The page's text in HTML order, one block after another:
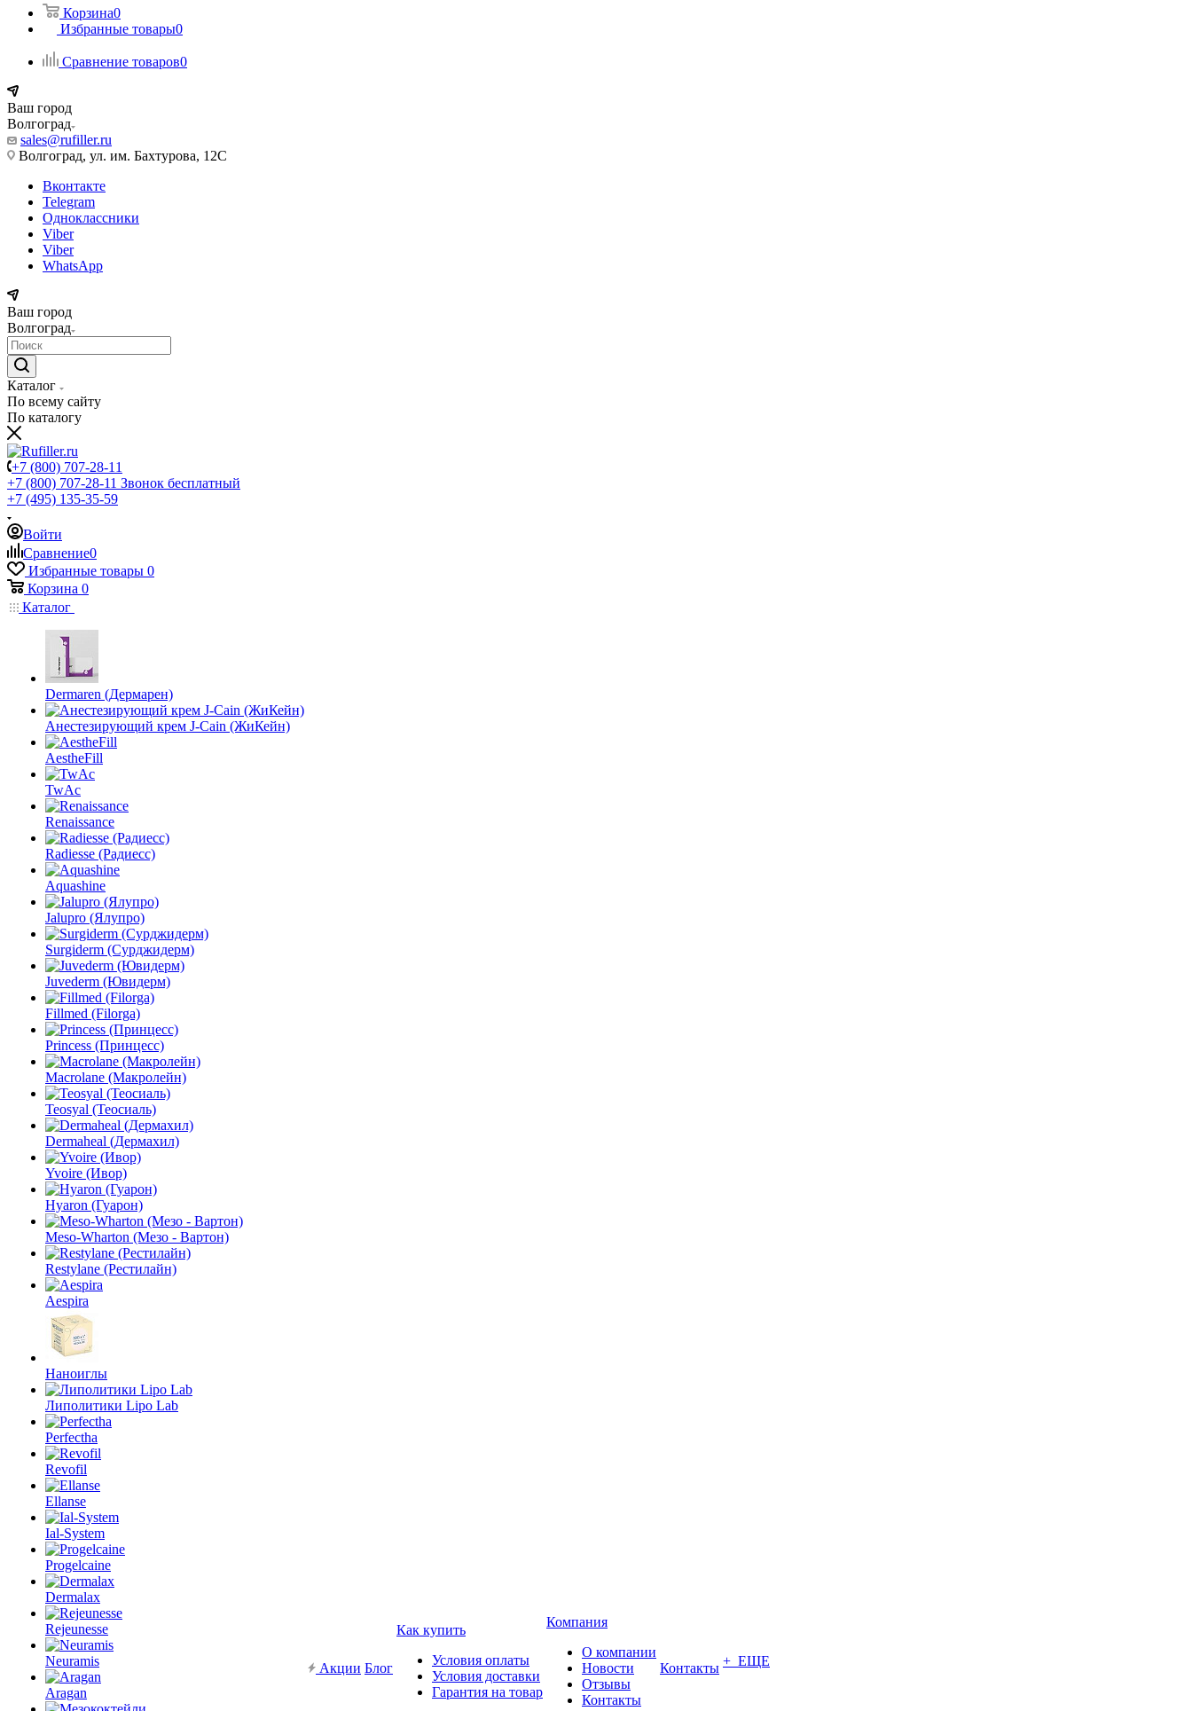
Корзина0
Избранные товары0
Сравнение товаров0
Ваш город
Волгоград
sales@rufiller.ru
Волгоград, ул. им. Бахтурова, 12С
Вконтакте
Telegram
Одноклассники
Viber
Viber
WhatsApp
Ваш город
Волгоград
Каталог
По всему сайту
По каталогу
+7 (800) 707-28-11
+7 (800) 707-28-11 Звонок бесплатный
+7 (495) 135-35-59
Войти
Сравнение0
Избранные товары 0
Корзина 0
Каталог
Dermaren (Дермарен)
Анестезирующий крем J-Cain (ЖиКейн)
AestheFill
TwAc
Renaissance
Radiesse (Радиесс)
Aquashine
Jalupro (Ялупро)
Surgiderm (Сурджидерм)
Juvederm (Ювидерм)
Fillmed (Filorga)
Princess (Принцесс)
Macrolane (Макролейн)
Teosyal (Теосиаль)
Dermaheal (Дермахил)
Yvoire (Ивор)
Hyaron (Гуарон)
Meso-Wharton (Мезо - Вартон)
Restylane (Рестилайн)
Aespira
Наноиглы
Липолитики Lipo Lab
Perfectha
Revofil
Ellanse
Ial-System
Progelcaine
Dermalax
Rejeunesse
Neuramis
Aragan
Акции Блог
Как купить
Условия оплаты
Условия доставки
Гарантия на товар
Компания
О компании
Новости
Отзывы
Контакты
Контакты + ЕЩЕ